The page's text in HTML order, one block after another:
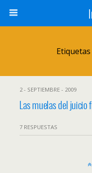
2 - SEPTIEMBRE - 2009
Las muelas del juicio
7 RESPUESTAS